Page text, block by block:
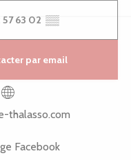
63 02 ▒▒
par email
thalasso.com
Facebook